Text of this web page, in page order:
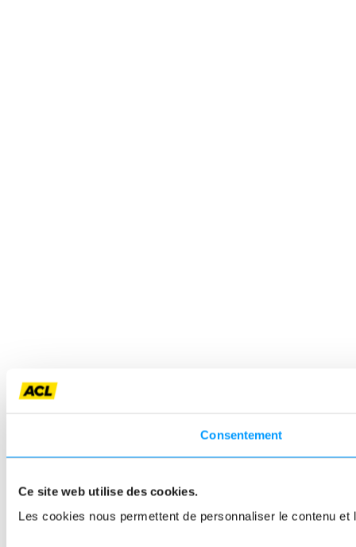
Consentement
Ce site web utilise des cookies.
Les cookies nous permettent de personnaliser le contenu